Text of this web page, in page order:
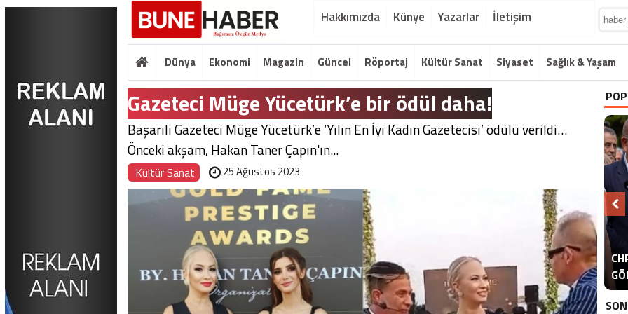
Hakkımızda Künye Yazarlar İletişim
Dünya Ekonomi Magazin Güncel Röportaj Kültür Sanat Siyaset Sağlık & Yaşam
Gazeteci Müge Yücetürk’e bir ödül daha!
Başarılı Gazeteci Müge Yücetürk’e ‘Yılın En İyi Kadın Gazetecisi’ ödülü verildi…
Önceki akşam, Hakan Taner Çapın'ın...
Kültür Sanat 25 Ağustos 2023